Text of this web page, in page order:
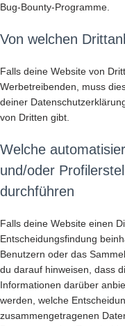
Bug-Bounty-Programme.
Von welchen
Falls deine Website von
Werbetreibenden, muss
deiner
von Dritten gibt.
Welche
und/oder
durchführen
Falls deine Website einen
Entscheidungsfindung
Benutzern oder das
du darauf hinweisen, dass
Informationen darüber
werden, welche
zusammengetragenen